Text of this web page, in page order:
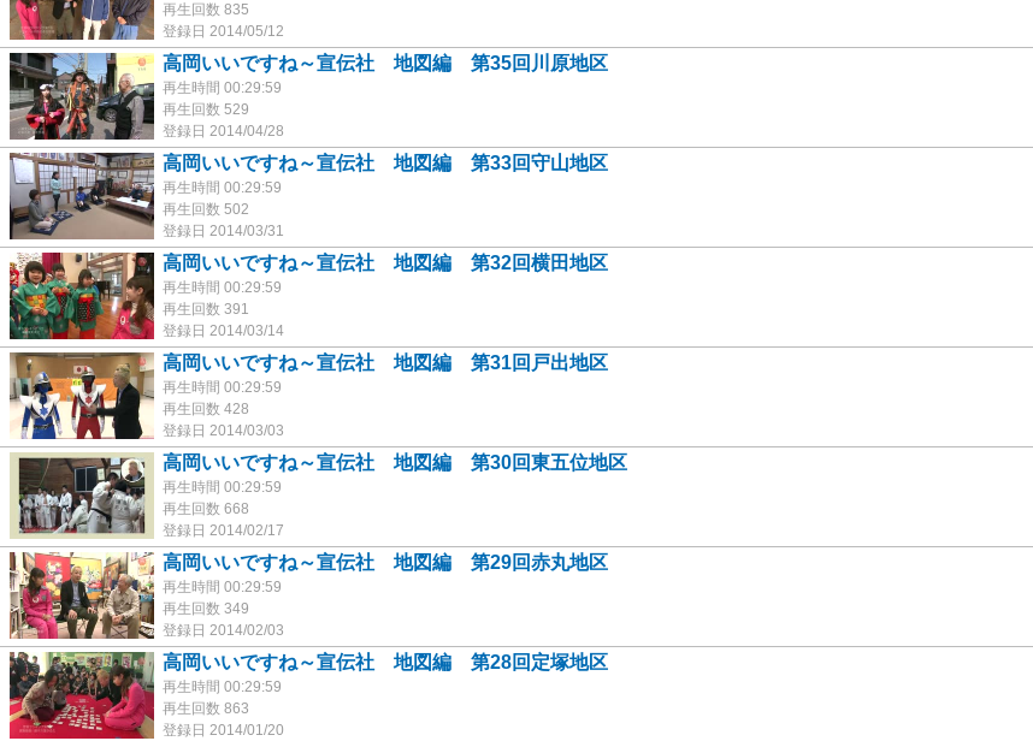
再生回数 835
登録日 2014/05/12
高岡いいですね～宣伝社 地図編 第35回川原地区
再生時間 00:29:59
再生回数 529
登録日 2014/04/28
高岡いいですね～宣伝社 地図編 第33回守山地区
再生時間 00:29:59
再生回数 502
登録日 2014/03/31
高岡いいですね～宣伝社 地図編 第32回横田地区
再生時間 00:29:59
再生回数 391
登録日 2014/03/14
高岡いいですね～宣伝社 地図編 第31回戸出地区
再生時間 00:29:59
再生回数 428
登録日 2014/03/03
高岡いいですね～宣伝社 地図編 第30回東五位地区
再生時間 00:29:59
再生回数 668
登録日 2014/02/17
高岡いいですね～宣伝社 地図編 第29回赤丸地区
再生時間 00:29:59
再生回数 349
登録日 2014/02/03
高岡いいですね～宣伝社 地図編 第28回定塚地区
再生時間 00:29:59
再生回数 863
登録日 2014/01/20